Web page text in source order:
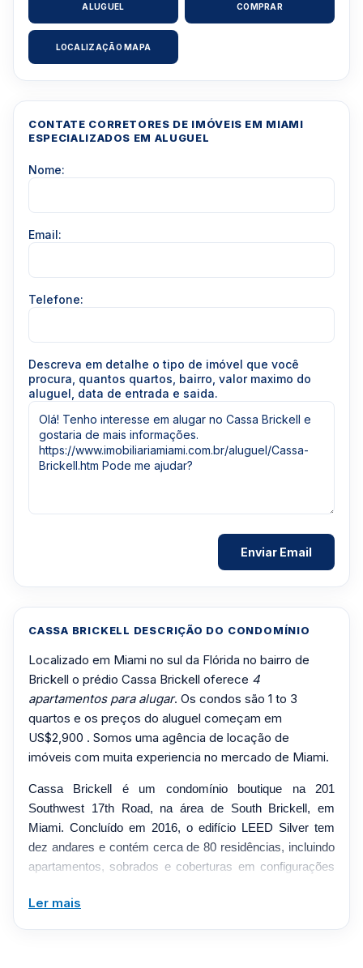
ALUGUEL COMPRAR
LOCALIZAÇÃO MAPA
CASSA BRICKELL DESCRIÇÃO DO CONDOMÍNIO
Localizado em Miami no sul da Flórida no bairro de
Brickell o prédio Cassa Brickell oferece 4
apartamentos para alugar. Os condos são 1 to 3
quartos e os preços do aluguel começam em
US$2,900 . Somos uma agência de locação de
imóveis com muita experiencia no mercado de Miami.
Cassa Brickell é um condomínio boutique na 201
Southwest 17th Road, na área de South Brickell, em
Miami. Concluído em 2016, o edifício LEED Silver tem
dez andares e contém cerca de 80 residências, incluindo
apartamentos, sobrados e coberturas em configurações
vidros resistentes a impactos, varandas privadas,
Ler mais
CONTATE CORRETORES DE IMÓVEIS EM MIAMI
ESPECIALIZADOS EM ALUGUEL
Nome:
Email:
Telefone:
Descreva em detalhe o tipo de imóvel que você
procura, quantos quartos, bairro, valor maximo do
aluguel, data de entrada e saida.